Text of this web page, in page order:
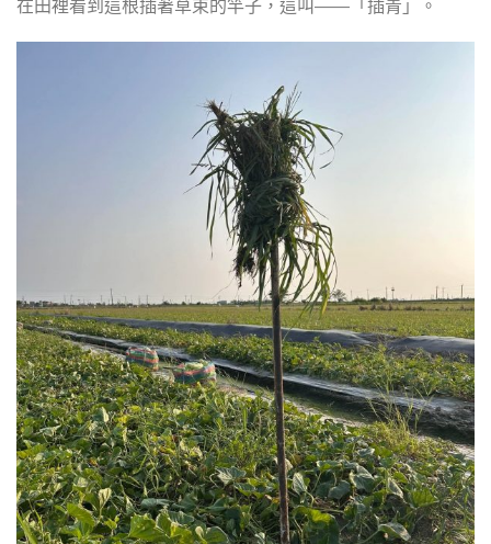
在田裡看到這根插著草束的竿子，這叫——「插青」。